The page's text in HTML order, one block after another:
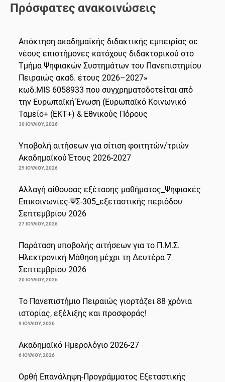
Πρόσφατες ανακοινώσεις
Απόκτηση ακαδημαϊκής διδακτικής εμπειρίας σε
νέους επιστήμονες κατόχους διδακτορικού στο
Τμήμα Ψηφιακών Συστημάτων του Πανεπιστημίου
Πειραιώς ακαδ. έτους 2026–2027»
κωδ.MIS 6058933 που συγχρηματοδοτείται από
την Ευρωπαϊκή Ένωση (Ευρωπαϊκό Κοινωνικό
Ταμείο+ (ΕΚΤ+) & Εθνικούς Πόρους
30 ΙΟΥΛΊΟΥ, 2026
Υποβολή αιτήσεων για σίτιση φοιτητών/τριών
Ακαδημαϊκού Έτους 2026-2027
29 ΙΟΥΛΊΟΥ, 2026
Αλλαγή αίθουσας εξέτασης μαθήματος_Ψηφιακές
Επικοινωνίες-ΨΣ-305_εξεταστικής περιόδου
Σεπτεμβρίου 2026
27 ΙΟΥΛΊΟΥ, 2026
Παράταση υποβολής αιτήσεων για το Π.Μ.Σ.
Ηλεκτρονική Μάθηση μέχρι τη Δευτέρα 7
Σεπτεμβρίου 2026
20 ΙΟΥΛΊΟΥ, 2026
Το Πανεπιστήμιο Πειραιώς γιορτάζει 88 χρόνια
ιστορίας, εξέλιξης και προσφοράς!
9 ΙΟΥΛΊΟΥ, 2026
Ακαδημαϊκό Ημερολόγιο 2026-27
6 ΙΟΥΛΊΟΥ, 2026
Ορθή Επανάληψη-Προγράμματος Εξεταστικής